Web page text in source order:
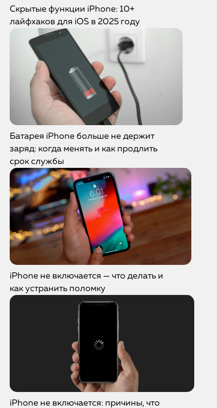
Скрытые функции iPhone: 10+
лайфхаков для iOS в 2025 году
Батарея iPhone больше не держит
заряд: когда менять и как продлить
срок службы
iPhone не включается — что делать и
как устранить поломку
iPhone не включается: причины, что